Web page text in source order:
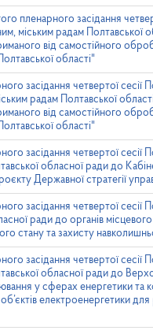
пленарного засідання
міським радам
від самостійного
області"
засідання четвертої
радам Полтавської
від самостійного
області"
засідання четвертої
обласної ради до
Державної стратегії
засідання четвертої
ради до органів
стану та захисту
засідання четвертої
обласної ради до
у сферах енергетики
електроенергетики